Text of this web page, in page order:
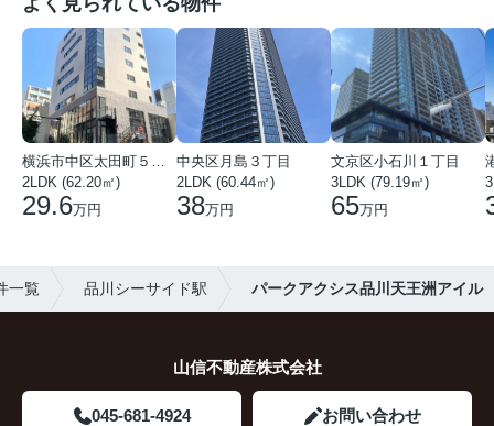
2LDK (62.20㎡)
29.6万円
中央区月島３丁目
2LDK (60.44㎡)
38万円
文京区小石川１丁目
3LDK (79.19㎡)
65万円
一覧 品川シーサイド駅 パークアクシス品川天王洲アイル
山信不動産株式会社
045-681-4924 お問い合わせ